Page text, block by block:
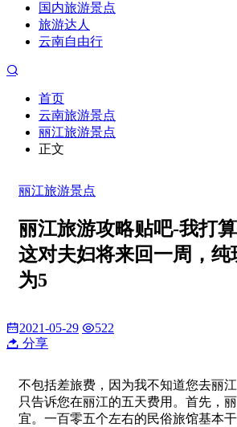
国内旅游景点
旅游达人
云南自由行
首页
云南旅游景点
丽江旅游景点
正文
丽江旅游景点
丽江旅游攻略贴吧-我打算
这对夫妇将来回一周，纯
为5
2021-05-29
522
分享
不包括差旅费，因为我不知道您去丽
只告诉您在丽江的五天费用。首先，
宜。一百零五个左右的民俗旅馆基本